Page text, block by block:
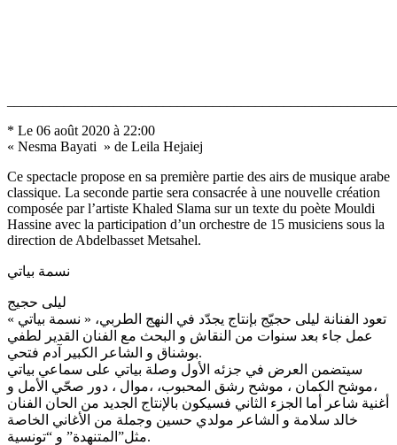
* Le 06 août 2020 à 22:00
« Nesma Bayati » de Leila Hejaiej
Ce spectacle propose en sa première partie des airs de musique arabe
classique. La seconde partie sera consacrée à une nouvelle création
composée par l’artiste Khaled Slama sur un texte du poète Mouldi
Hassine avec la participation d’un orchestre de 15 musiciens sous la
direction de Abdelbasset Metsahel.
نسمة بياتي
ليلى حجيج
تعود الفنانة ليلى حجيّج بإنتاج يجدّد في النهج الطربي، « نسمة بياتي »
عمل جاء بعد سنوات من النقاش و البحث مع الفنان القدير لطفي
بوشناق و الشاعر الكبير آدم فتحي.
سيتضمن العرض في جزئه الأول وصلة بياتي على سماعي بياتي
،موشح الكمان ، موشح رشق المحبوب، ،موال ، دور صحّي الأمل و
أغنية شاعر أما الجزء الثاني فسيكون بالإنتاج الجديد من الحان الفنان
خالد سلامة و الشاعر مولدي حسين وجملة من الأغاني الخاصة
مثل”المتنهدة” و “تونسية.